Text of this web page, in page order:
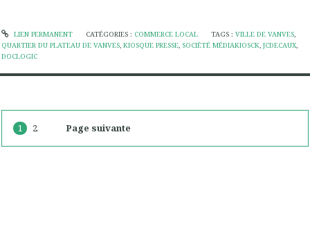
LIEN PERMANENT CATÉGORIES : COMMERCE LOCAL TAGS :VILLE DE VANVES
QUARTIER DU PLATEAU DE VANVES KIOSQUE PRESSE SOCIÉTÉ MÉDIAKIOSCK JCDECAUX
DOCLOGIC
1 2 Page suivante